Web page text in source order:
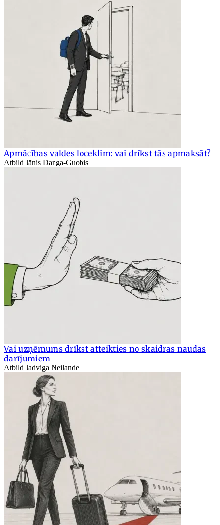
Apmācības valdes loceklim: vai drīkst tās apmaksāt?
Atbild Jānis Danga-Guobis
Vai uzņēmums drīkst atteikties no skaidras naudas
darījumiem
Atbild Jadviga Neilande